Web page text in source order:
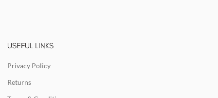
USEFUL LINKS
Privacy Policy
Returns